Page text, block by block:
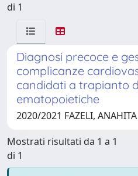
di 1
Diagnosi precoce e
complicanze
candidati a trapianto
ematopoietiche
2020/2021 FAZELI, ANAHITA
Mostrati risultati da 1 a 1
di 1